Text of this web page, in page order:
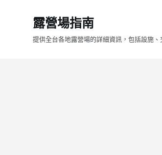
露營場指南
提供全台各地露營場的詳細資訊，包括設施